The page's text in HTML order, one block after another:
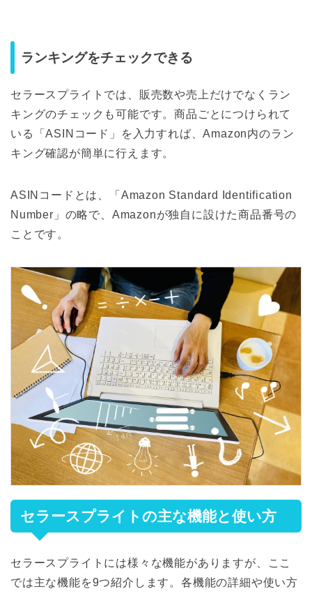
ランキングをチェックできる
セラースプライトでは、販売数や売上だけでなくラン
キングのチェックも可能です。商品ごとにつけられて
いる「ASINコード」を入力すれば、Amazon内のラン
キング確認が簡単に行えます。
ASINコードとは、「Amazon Standard Identification
Number」の略で、Amazonが独自に設けた商品番号の
ことです。
セラースプライトの主な機能と使い方
セラースプライトには様々な機能がありますが、ここ
では主な機能を9つ紹介します。各機能の詳細や使い方